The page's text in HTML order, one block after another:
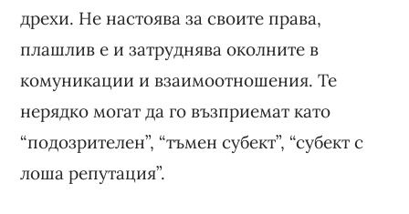
дрехи. Не настоява за своите права,
плашлив е и затруднява околните в
комуникации и взаимоотношения. Те
нерядко могат да го възприемат като
“подозрителен”, “тъмен субект”, “субект с
лоша репутация”.